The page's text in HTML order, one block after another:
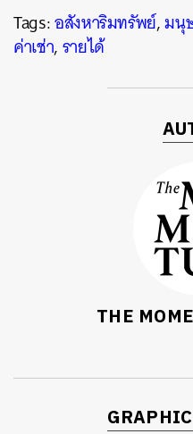
Tags:อสังหาริมทรัพย์,มนุ
ค่าเช่า,รายได้
THE